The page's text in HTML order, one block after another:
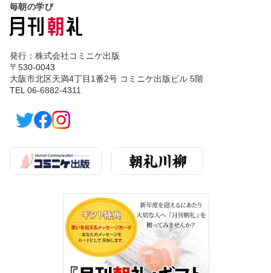
毎朝の学び
発行：株式会社コミニケ出版
〒530-0043
大阪市北区天満4丁目1番2号 コミニケ出版ビル 5階
TEL 06-6882-4311